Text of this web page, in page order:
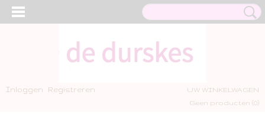
Inloggen Registreren
UW WINKELWAGEN
Geen producten (0)